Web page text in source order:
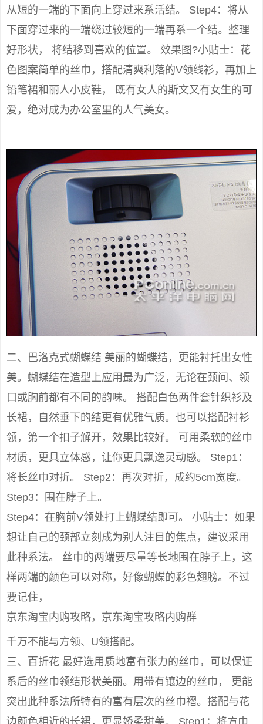
从短的一端的下面向上穿过来系活结。 Step4：将从
下面穿过来的一端绕过较短的一端再系一个结。整理
好形状， 将结移到喜欢的位置。 效果图?小贴士：花
色图案简单的丝巾，搭配清爽利落的V领线衫，再加上
铅笔裙和丽人小皮鞋， 既有女人的斯文又有女生的可
爱，绝对成为办公室里的人气美女。
二、巴洛克式蝴蝶结 美丽的蝴蝶结，更能衬托出女性
美。蝴蝶结在造型上应用最为广泛，无论在颈间、领
口或胸前都有不同的韵味。 搭配白色两件套针织衫及
长裙，自然垂下的结更有优雅气质。也可以搭配衬衫
领，第一个扣子解开，效果比较好。 可用柔软的丝巾
材质，更具立体感，让你更具飘逸灵动感。 Step1：
将长丝巾对折。 Step2：再次对折，成约5cm宽度。
Step3：围在脖子上。
Step4：在胸前V领处打上蝴蝶结即可。 小贴士：如果
想让自己的颈部立刻成为别人注目的焦点，建议采用
此种系法。 丝巾的两端要尽量等长地围在脖子上，这
样两端的颜色可以对称，好像蝴蝶的彩色翅膀。不过
要记住，
京东淘宝内购攻略，京东淘宝攻略内购群
千万不能与方领、U领搭配。
三、百折花 最好选用质地富有张力的丝巾，可以保证
系后的丝巾领结形状美丽。用带有镶边的丝巾， 更能
突出此种系法所特有的富有层次的丝巾褶。搭配与花
边颜色相近的长裙，更显娇柔甜美。 Step1：将方巾